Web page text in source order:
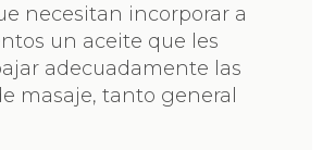
necesitan incorporar a
un aceite que les
adecuadamente las
masaje, tanto general